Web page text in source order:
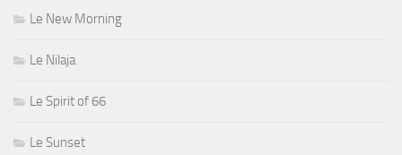
Le New Morning
Le Nilaja
Le Spirit of 66
Le Sunset